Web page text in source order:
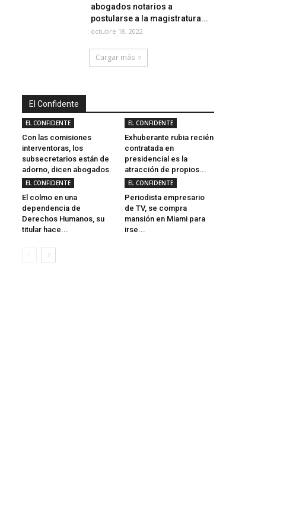
abogados notarios a
postularse a la magistratura...
octubre 18, 2022
Cargar más
El Confidente
EL CONFIDENTE
Con las comisiones
interventoras, los
subsecretarios están de
adorno, dicen abogados.
EL CONFIDENTE
Exhuberante rubia recién
contratada en
presidencial es la
atracción de propios...
EL CONFIDENTE
El colmo en una
dependencia de
Derechos Humanos, su
titular hace...
EL CONFIDENTE
Periodista empresario
de TV, se compra
mansión en Miami para
irse...